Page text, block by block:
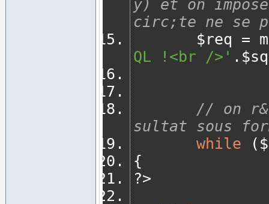
y) et on
circ;te ne se
       $req
=
QL !<br />' .
// on
sultat sous
while
(
{
?>